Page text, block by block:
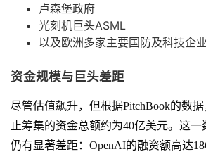
卢森堡政府
光刻机巨头ASML
以及欧洲多家主要国防及科技企业
资金规模与巨头差距
尽管估值飙升，但根据PitchBook的数
止筹集的资金总额约为40亿美元。这
仍有显著差距：OpenAI的融资额高达